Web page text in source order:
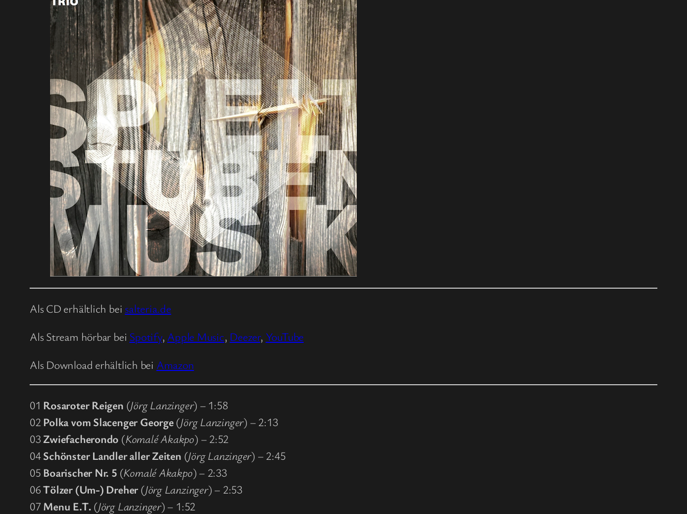
Als CD erhältlich bei salteria.de
Als Stream hörbar bei Spotify, Apple Music, Deezer, YouTube
Als Download erhältlich bei Amazon
01 Rosaroter Reigen (Jörg Lanzinger) – 1:58
02 Polka vom Slacenger George(Jörg Lanzinger) – 2:13
03Zwiefacherondo (Komalé Akakpo) – 2:52
04Schönster Landler aller Zeiten (Jörg Lanzinger) – 2:45
05 Boarischer Nr. 5 (Komalé Akakpo) – 2:33
06Tölzer (Um-) Dreher(Jörg Lanzinger) – 2:53
07 Menu E.T. (Jörg Lanzinger) – 1:52